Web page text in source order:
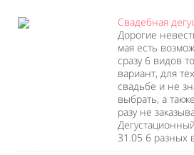
Свадебная
Дорогие
мая есть
сразу 6 видов
вариант, для
свадьбе и не
выбрать, а
разу не
31.05 6 разных